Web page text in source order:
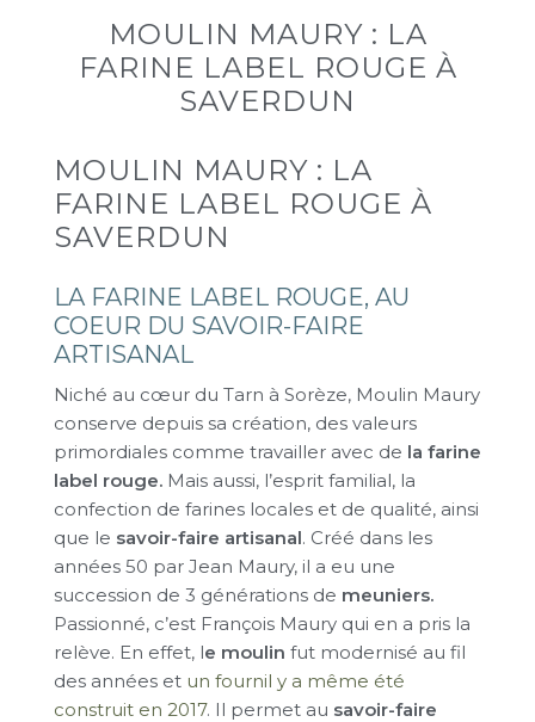
MOULIN MAURY : LA
FARINE LABEL ROUGE À
SAVERDUN
MOULIN MAURY : LA
FARINE LABEL ROUGE À
SAVERDUN
LA FARINE LABEL ROUGE, AU
COEUR DU SAVOIR-FAIRE
ARTISANAL
Niché au cœur du Tarn à Sorèze, Moulin Maury
conserve depuis sa création, des valeurs
primordiales comme travailler avec de la farine
label rouge. Mais aussi, l’esprit familial, la
confection de farines locales et de qualité, ainsi
que le savoir-faire artisanal. Créé dans les
années 50 par Jean Maury, il a eu une
succession de 3 générations de meuniers.
Passionné, c’est François Maury qui en a pris la
relève. En effet, le moulin fut modernisé au fil
des années et un fournil y a même été
construit en 2017. Il permet au savoir-faire